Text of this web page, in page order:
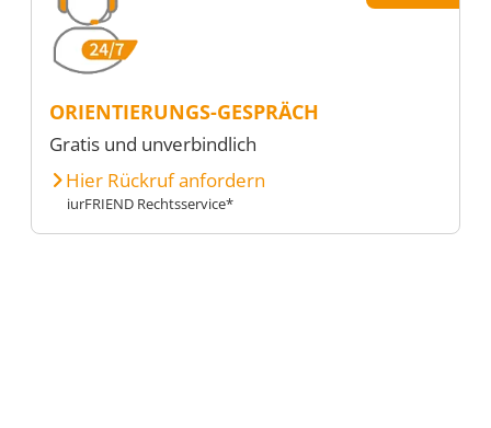
ORIENTIERUNGS-GESPRÄCH
Gratis und unverbindlich
Hier Rückruf anfordern
iurFRIEND Rechtsservice*